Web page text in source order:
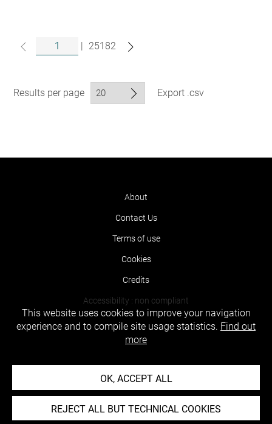
| 25182
Results per page Export .csv
About
Contact Us
Terms of use
Cookies
Credits
Accessibility : non compliant
This website uses cookies to improve your navigation
experience and to compile site usage statistics. Find out
more
OK, ACCEPT ALL
REJECT ALL BUT TECHNICAL COOKIES